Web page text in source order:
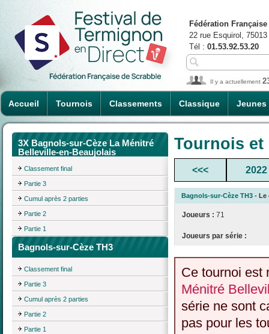
Accueil Tournois Classements Classique Jeunes
Fédération
22 rue Esquirol,
Tél : 01.53.92.53.20
Il y a actuellement
3X Bagnols-sur-Cèze La Ménitré
Belleville-en-Beaujolais
Classement final
Partie 3
Cumul après 2 parties
Partie 2
Partie 1
Bagnols-sur-Cèze TH3
Classement final
Partie 3
Cumul après 2 parties
Partie 2
Partie 1
Tournois
<<< 2022
Bagnols-sur-Cèze TH3 - Le
Joueurs : 71
Joueurs par série :
Ce tournoi est
Ménitré
série ne sont
pas pour les